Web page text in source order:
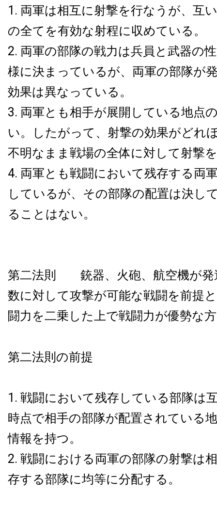
両軍は相互に射撃を行なうが、互
の全てを有効な射程に収めている。
両軍の部隊の戦力は兵員と武器の
様に決まっているが、両軍の部隊が
効果は異なっている。
両軍とも相手が展開している地点
い。したがって、射撃の効果がどれ
不明なまま戦場の全体に対して射撃
両軍とも戦闘において残存する両
しているが、その部隊の配置は決し
ることはない。
第二法則 銃器、火砲、航空機が発
数に対して攻撃が可能な戦闘を前提
闘力を二乗した上で戦闘力が優勢な
第二法則の前提
戦闘において残存している部隊は
時点で相手の部隊が配置されている
情報を持つ。
戦闘における両軍の部隊の射撃は
存する部隊に均等に分配する。